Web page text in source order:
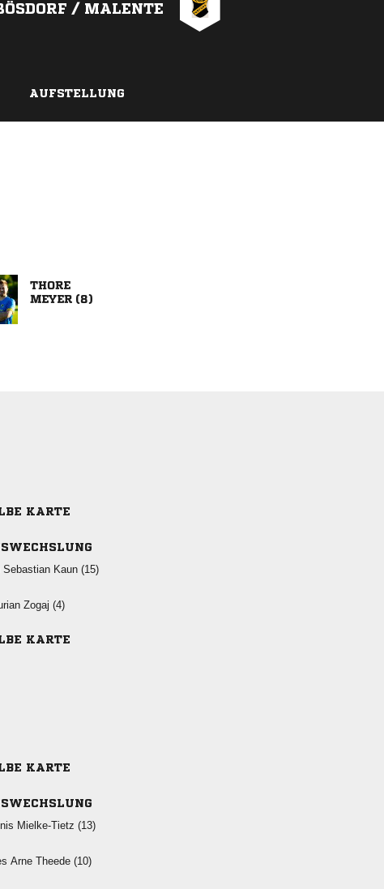
/ MALENTE
AUFSTELLUNG

 
KARTE
 
 
KARTE
KARTE
 
  